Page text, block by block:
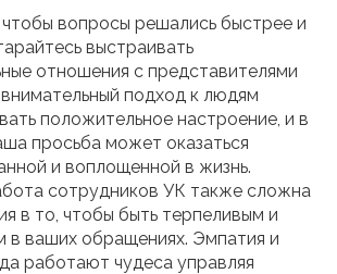
чтобы вопросы решались быстрее и
выстраивать
отношения с представителями
подход к людям
положительное настроение, и в
просьба может оказаться
и воплощенной в жизнь.
сотрудников УК также сложна
в то, чтобы быть терпеливым и
в ваших обращениях. Эмпатия и
работают чудеса управляя